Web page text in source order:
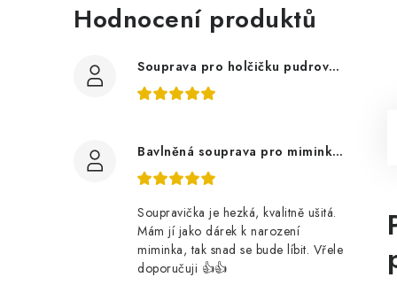
Hodnocení produktů
Souprava pro holčičku pudrově růžová, ptáčci květy
Bavlněná souprava pro miminko, zvířátka v lese
Soupravička je hezká, kvalitně ušitá.
Mám jí jako dárek k narození
miminka, tak snad se bude líbit. Vřele
doporučuji 👍👍